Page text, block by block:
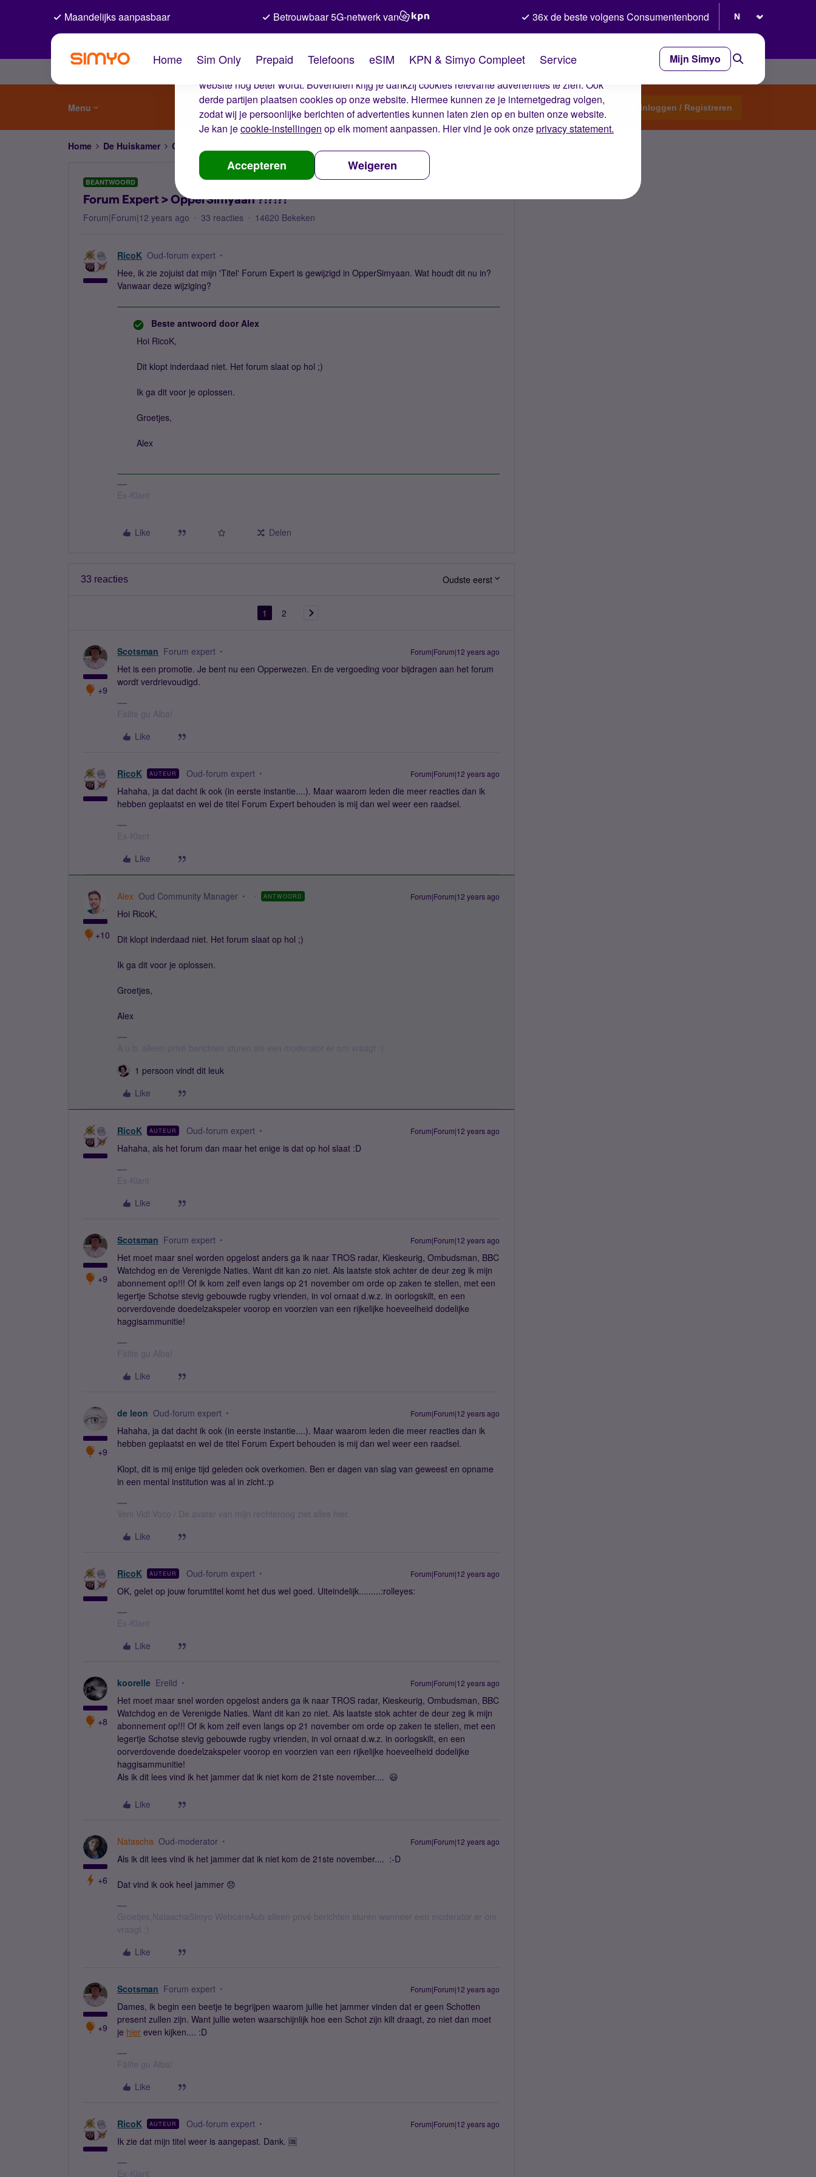
De cookies van Simyo
Wij gebruiken cookies op onze website. Met deze cookies zorgen wij ervoor dat je ervaring op de
website nog beter wordt. Bovendien krijg je dankzij cookies relevante advertenties te zien. Ook
derde partijen plaatsen cookies op onze website. Hiermee kunnen ze je internetgedrag volgen,
zodat wij je persoonlijke berichten of advertenties kunnen laten zien op en buiten onze website.
Je kan jecookie-instellingen op elk moment aanpassen. Hier vind je ook onzeprivacy statement.
Accepteren Weigeren
Maandelijks aanpasbaar Betrouwbaar 5G-netwerk van 36x de beste volgens Consumentenbond
Home Sim Only Prepaid Telefoons eSIM KPN & Simyo Compleet Service Mijn Simyo
Menu Start een topic Inloggen / Registreren
Home De Huiskamer Gewoon gezellig
BEANTWOORD
Forum Expert > OpperSimyaan ?!?!?!
Forum|Forum|12 years ago 33 reacties 14620 Bekeken
RicoK Oud-forum expert
Hee, ik zie zojuist dat mijn 'Titel' Forum Expert is gewijzigd in OpperSimyaan. Wat houdt dit nu in?
Vanwaar deze wijziging?
Beste antwoord door Alex
Hoi RicoK,
Dit klopt inderdaad niet. Het forum slaat op hol ;)
Ik ga dit voor je oplossen.
Groetjes,
Alex
Ex-Klant
Like Delen
33 reacties Oudste eerst
1 2
+9
Scotsman Forum expert Forum|Forum|12 years ago
Het is een promotie. Je bent nu een Opperwezen. En de vergoeding voor bijdragen aan het forum
wordt verdrievoudigd.
Fàilte gu Alba!
Like
RicoK AUTEUR Oud-forum expert Forum|Forum|12 years ago
Hahaha, ja dat dacht ik ook (in eerste instantie....). Maar waarom leden die meer reacties dan ik
hebben geplaatst en wel de titel Forum Expert behouden is mij dan wel weer een raadsel.
Ex-Klant
Like
+10
Alex Oud Community Manager ANTWOORD Forum|Forum|12 years ago
Hoi RicoK,
Dit klopt inderdaad niet. Het forum slaat op hol ;)
Ik ga dit voor je oplossen.
Groetjes,
Alex
1 persoon vindt dit leuk
Like
RicoK AUTEUR Oud-forum expert Forum|Forum|12 years ago
Hahaha, als het forum dan maar het enige is dat op hol slaat :D
Ex-Klant
Like
+9
Scotsman Forum expert Forum|Forum|12 years ago
Het moet maar snel worden opgelost anders ga ik naar TROS radar, Kieskeurig, Ombudsman, BBC
Watchdog en de Verenigde Naties. Want dit kan zo niet. Als laatste stok achter de deur zeg ik mijn
abonnement op!!! Of ik kom zelf even langs op 21 november om orde op zaken te stellen, met een
legertje Schotse stevig gebouwde rugby vrienden, in vol ornaat d.w.z. in oorlogskilt, en een
oorverdovende doedelzakspeler voorop en voorzien van een rijkelijke hoeveelheid dodelijke
haggisammunitie!
Fàilte gu Alba!
Like
+9
de leon Oud-forum expert Forum|Forum|12 years ago
Hahaha, ja dat dacht ik ook (in eerste instantie....). Maar waarom leden die meer reacties dan ik
hebben geplaatst en wel de titel Forum Expert behouden is mij dan wel weer een raadsel.
Klopt, dit is mij enige tijd geleden ook overkomen. Ben er dagen van slag van geweest en opname
in een mental institution was al in zicht.:p
Veni Vidi Voco / De avatar van mijn rechteroog ziet alles hier.
Like
RicoK AUTEUR Oud-forum expert Forum|Forum|12 years ago
OK, gelet op jouw forumtitel komt het dus wel goed. Uiteindelijk.........:rolleyes:
Ex-Klant
Like
+8
koorelle Erelid Forum|Forum|12 years ago
Het moet maar snel worden opgelost anders ga ik naar TROS radar, Kieskeurig, Ombudsman, BBC
Watchdog en de Verenigde Naties. Want dit kan zo niet. Als laatste stok achter de deur zeg ik mijn
abonnement op!!! Of ik kom zelf even langs op 21 november om orde op zaken te stellen, met een
legertje Schotse stevig gebouwde rugby vrienden, in vol ornaat d.w.z. in oorlogskilt, en een
oorverdovende doedelzakspeler voorop en voorzien van een rijkelijke hoeveelheid dodelijke
haggisammunitie!
Als ik dit lees vind ik het jammer dat ik niet kom de 21ste november.... 😃
Like
+6
Natascha Oud-moderator Forum|Forum|12 years ago
Als ik dit lees vind ik het jammer dat ik niet kom de 21ste november.... :-D
Dat vind ik ook heel jammer 😞
Groetjes,NataschaSimyo WebcareAub alleen privé berichten sturen wanneer een moderator er om
vraagt :)
Like
+9
Scotsman Forum expert Forum|Forum|12 years ago
Dames, ik begin een beetje te begrijpen waarom jullie het jammer vinden dat er geen Schotten
present zullen zijn. Want jullie weten waarschijnlijk hoe een Schot zijn kilt draagt, zo niet dan moet
je hier even kijken.... :D
Fàilte gu Alba!
Like
RicoK AUTEUR Oud-forum expert Forum|Forum|12 years ago
Ik zie dat mijn titel weer is aangepast. Dank. 🆒
Ex-Klant